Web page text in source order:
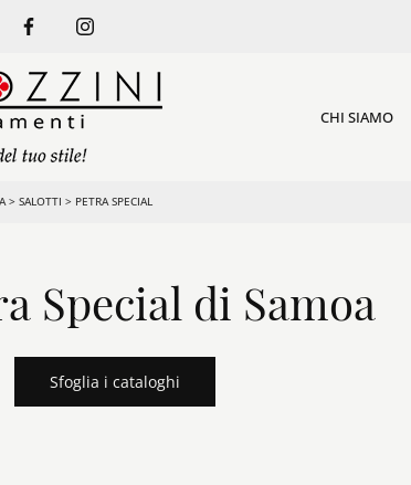
CHI SIAMO
> SALOTTI > PETRA SPECIAL
Special di Samoa
Sfoglia i cataloghi